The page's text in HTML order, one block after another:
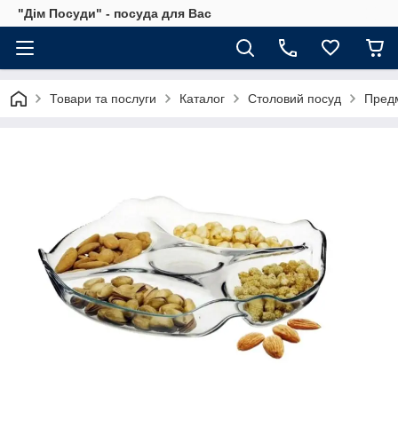
"Дім Посуди" - посуда для Вас
Товари та послуги Каталог Столовий посуд